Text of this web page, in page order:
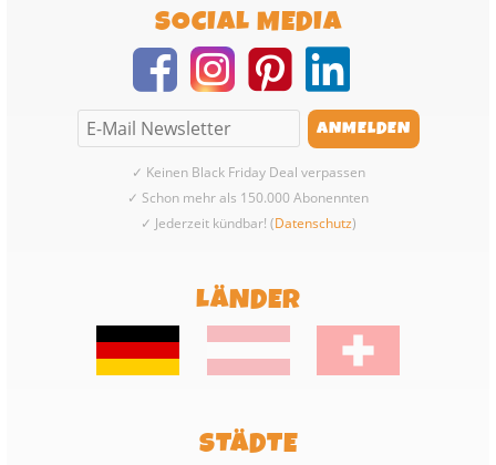
SOCIAL MEDIA
✓ Keinen Black Friday Deal verpassen
✓ Schon mehr als 150.000 Abonennten
✓ Jederzeit kündbar! (Datenschutz)
LÄNDER
STÄDTE